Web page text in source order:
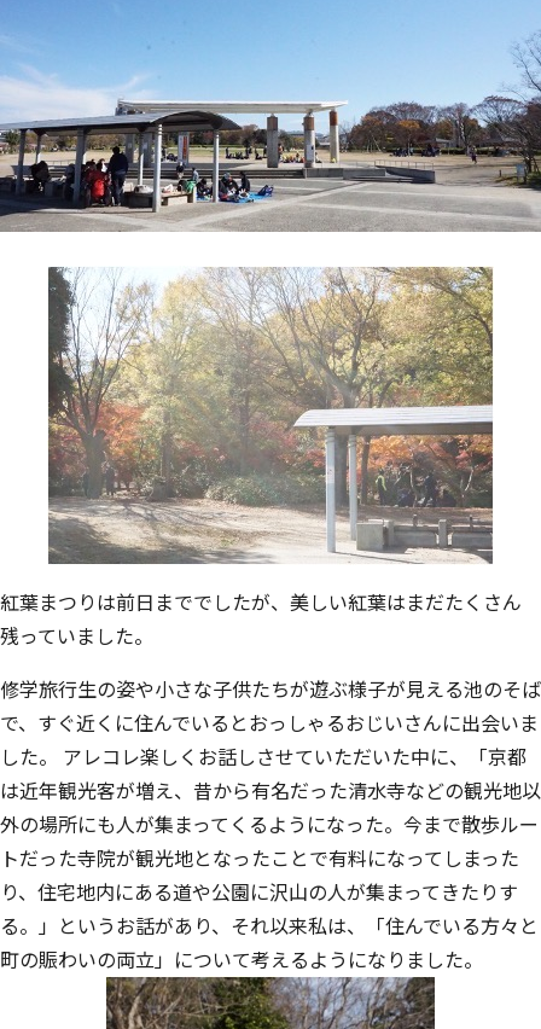
紅葉まつりは前日まででしたが、美しい紅葉はまだたくさん
残っていました。
修学旅行生の姿や小さな子供たちが遊ぶ様子が見える池のそば
で、すぐ近くに住んでいるとおっしゃるおじいさんに出会いま
した。 アレコレ楽しくお話しさせていただいた中に、「京都
は近年観光客が増え、昔から有名だった清水寺などの観光地以
外の場所にも人が集まってくるようになった。今まで散歩ルー
トだった寺院が観光地となったことで有料になってしまった
り、住宅地内にある道や公園に沢山の人が集まってきたりす
る。」というお話があり、それ以来私は、「住んでいる方々と
町の賑わいの両立」について考えるようになりました。